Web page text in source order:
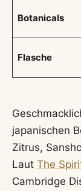
Botanicals
Flasche
japanischen
Zitrus,
Laut The
Cambridge